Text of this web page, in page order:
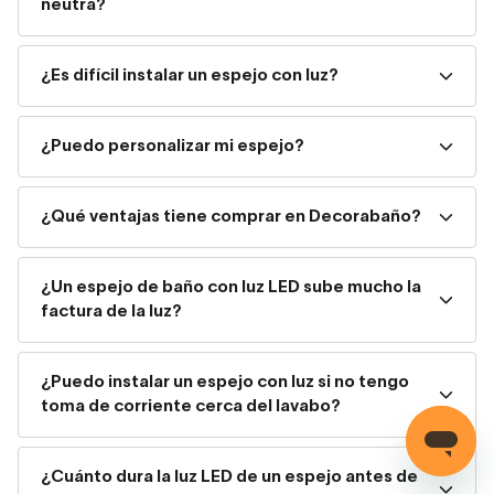
Si tienes un mueble suspendido y buscas un
Si necesitas precisión para maquillarte o
afeitarte, un espejo de aumento es tu mejor opción
— muchos se enganchan con imán al espejo principal.
También puedes optar por luz LED en tono neutro-
frío directamente sobre el espejo grande.
Si quieres que el espejo sea el protagonista
neutra?
¿Es difícil instalar un espejo con luz?
¿Puedo personalizar mi espejo?
¿Qué ventajas tiene comprar en Decorabaño?
¿Un espejo de baño con luz LED sube mucho la
factura de la luz?
¿Puedo instalar un espejo con luz si no tengo
toma de corriente cerca del lavabo?
¿Cuánto dura la luz LED de un espejo antes de